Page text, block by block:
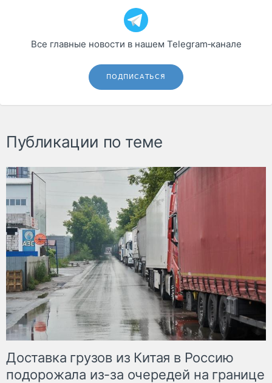
Все главные новости в нашем Telegram‑канале
ПОДПИСАТЬСЯ
Публикации по теме
Доставка грузов из Китая в Россию
подорожала из-за очередей на границе